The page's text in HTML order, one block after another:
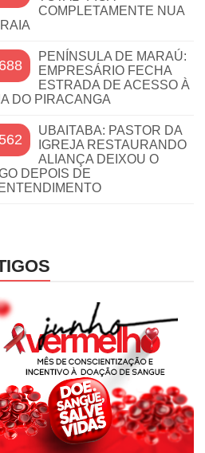
COMPLETAMENTE NUA
PENÍNSULA DE MARAÚ:
EMPRESÁRIO FECHA
ESTRADA DE ACESSO À
DO PIRACANGA
UBAITABA: PASTOR DA
IGREJA RESTAURANDO
ALIANÇA DEIXOU O
DEPOIS DE